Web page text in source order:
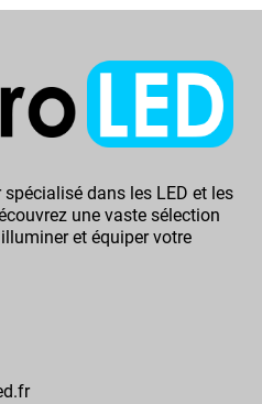
dans les LED et les
une vaste sélection
et équiper votre